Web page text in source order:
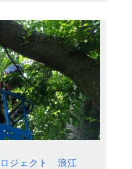
ロジェクト 浪江